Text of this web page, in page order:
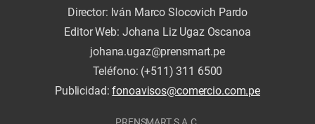
Director: Iván Marco Slocovich Pardo
Editor Web: Johana Liz Ugaz Oscanoa
johana.ugaz@prensmart.pe
Teléfono: (+511) 311 6500
Publicidad:fonoavisos@comercio.com.pe
PRENSMART S.A.C.